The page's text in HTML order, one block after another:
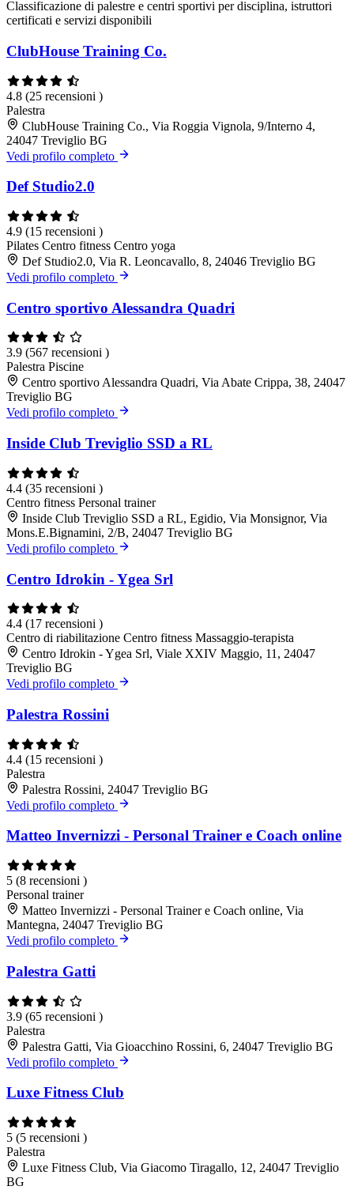
Classificazione di palestre e centri sportivi per disciplina, istruttori
certificati e servizi disponibili
ClubHouse Training Co.
4.8 (25 recensioni )
Palestra
ClubHouse Training Co., Via Roggia Vignola, 9/Interno 4,
24047 Treviglio BG
Vedi profilo completo
Def Studio2.0
4.9 (15 recensioni )
Pilates Centro fitness Centro yoga
Def Studio2.0, Via R. Leoncavallo, 8, 24046 Treviglio BG
Vedi profilo completo
Centro sportivo Alessandra Quadri
3.9 (567 recensioni )
Palestra Piscine
Centro sportivo Alessandra Quadri, Via Abate Crippa, 38, 24047
Treviglio BG
Vedi profilo completo
Inside Club Treviglio SSD a RL
4.4 (35 recensioni )
Centro fitness Personal trainer
Inside Club Treviglio SSD a RL, Egidio, Via Monsignor, Via
Mons.E.Bignamini, 2/B, 24047 Treviglio BG
Vedi profilo completo
Centro Idrokin - Ygea Srl
4.4 (17 recensioni )
Centro di riabilitazione Centro fitness Massaggio-terapista
Centro Idrokin - Ygea Srl, Viale XXIV Maggio, 11, 24047
Treviglio BG
Vedi profilo completo
Palestra Rossini
4.4 (15 recensioni )
Palestra
Palestra Rossini, 24047 Treviglio BG
Vedi profilo completo
Matteo Invernizzi - Personal Trainer e Coach online
5 (8 recensioni )
Personal trainer
Matteo Invernizzi - Personal Trainer e Coach online, Via
Mantegna, 24047 Treviglio BG
Vedi profilo completo
Palestra Gatti
3.9 (65 recensioni )
Palestra
Palestra Gatti, Via Gioacchino Rossini, 6, 24047 Treviglio BG
Vedi profilo completo
Luxe Fitness Club
5 (5 recensioni )
Palestra
Luxe Fitness Club, Via Giacomo Tiragallo, 12, 24047 Treviglio
BG